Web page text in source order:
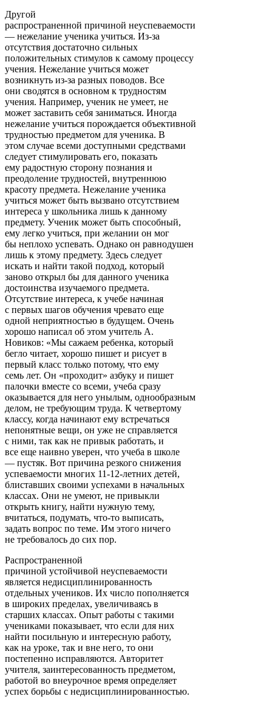
Другой
распространенной причиной неуспеваемости
— нежелание ученика учиться. Из-за
отсутствия достаточно сильных
положительных стимулов к самому процессу
учения. Нежелание учиться может
возникнуть из-за разных поводов. Все
они сводятся в основном к трудностям
учения. Например, ученик не умеет, не
может заставить себя заниматься. Иногда
нежелание учиться порождается объективной
трудностью предметом для ученика. В
этом случае всеми доступными средствами
следует стимулировать его, показать
ему радостную сторону познания и
преодоление трудностей, внутреннюю
красоту предмета. Нежелание ученика
учиться может быть вызвано отсутствием
интереса у школьника лишь к данному
предмету. Ученик может быть способный,
ему легко учиться, при желании он мог
бы неплохо успевать. Однако он равнодушен
лишь к этому предмету. Здесь следует
искать и найти такой подход, который
заново открыл бы для данного ученика
достоинства изучаемого предмета.
Отсутствие интереса, к учебе начиная
с первых шагов обучения чревато еще
одной неприятностью в будущем. Очень
хорошо написал об этом учитель А.
Новиков: «Мы сажаем ребенка, который
бегло читает, хорошо пишет и рисует в
первый класс только потому, что ему
семь лет. Он «проходит» азбуку и пишет
палочки вместе со всеми, учеба сразу
оказывается для него унылым, однообразным
делом, не требующим труда. К четвертому
классу, когда начинают ему встречаться
непонятные вещи, он уже не справляется
с ними, так как не привык работать, и
все еще наивно уверен, что учеба в школе
— пустяк. Вот причина резкого снижения
успеваемости многих 11-12-летних детей,
блиставших своими успехами в начальных
классах. Они не умеют, не привыкли
открыть книгу, найти нужную тему,
вчитаться, подумать, что-то выписать,
задать вопрос по теме. Им этого ничего
не требовалось до сих пор.
Распространенной
причиной устойчивой неуспеваемости
является недисциплинированность
отдельных учеников. Их число пополняется
в широких пределах, увеличиваясь в
старших классах. Опыт работы с такими
учениками показывает, что если для них
найти посильную и интересную работу,
как на уроке, так и вне него, то они
постепенно исправляются. Авторитет
учителя, заинтересованность предметом,
работой во внеурочное время определяет
успех борьбы с недисциплинированностью.